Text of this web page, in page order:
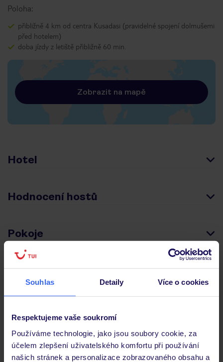
Souhlas Detaily Více o cookies
Respektujeme vaše soukromí
Používáme technologie, jako jsou soubory cookie, za
účelem zlepšení uživatelského komfortu při používání
našich stránek a personalizace zobrazovaného obsahu a
Poloha:
přibližně 4 km od centra Kusadasi (pravidelné spojení dolmušemi
před hotelem)
doba jízdy z letiště přibližně 60 min.
Zobrazit na mapě
Hotel
Hodnocení hostů
Pokoje
Stravování
Často kladené otázky